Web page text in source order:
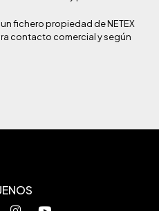
fichero propiedad de NETEX
contacto comercial y según